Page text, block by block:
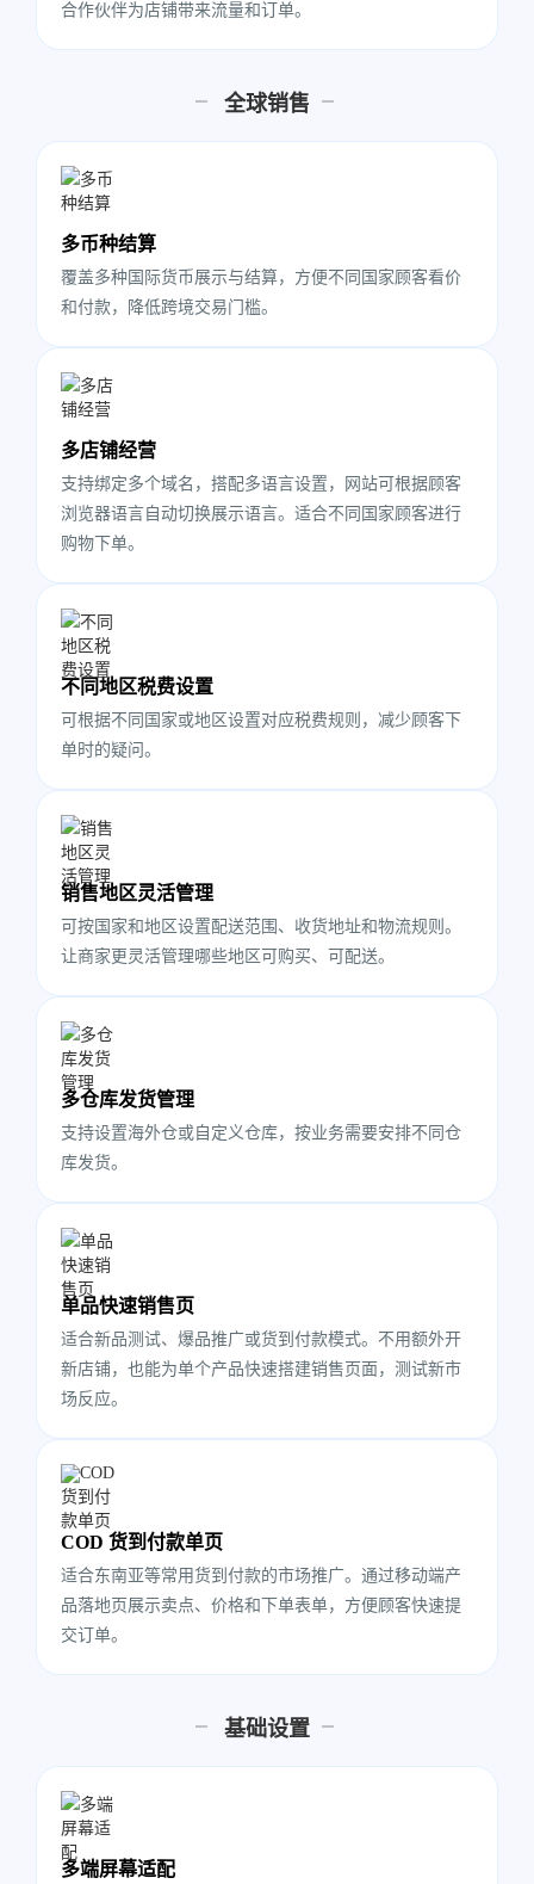
合作伙伴为店铺带来流量和订单。
全球销售
多币种结算
覆盖多种国际货币展示与结算，方便不同国家顾客看价
和付款，降低跨境交易门槛。
多店铺经营
支持绑定多个域名，搭配多语言设置，网站可根据顾客
浏览器语言自动切换展示语言。适合不同国家顾客进行
购物下单。
不同地区税费设置
可根据不同国家或地区设置对应税费规则，减少顾客下
单时的疑问。
销售地区灵活管理
可按国家和地区设置配送范围、收货地址和物流规则。
让商家更灵活管理哪些地区可购买、可配送。
多仓库发货管理
支持设置海外仓或自定义仓库，按业务需要安排不同仓
库发货。
单品快速销售页
适合新品测试、爆品推广或货到付款模式。不用额外开
新店铺，也能为单个产品快速搭建销售页面，测试新市
场反应。
COD 货到付款单页
适合东南亚等常用货到付款的市场推广。通过移动端产
品落地页展示卖点、价格和下单表单，方便顾客快速提
交订单。
基础设置
多端屏幕适配